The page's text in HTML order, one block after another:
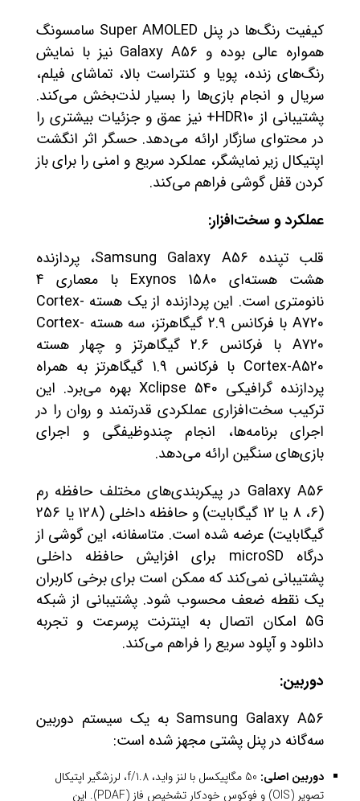
کیفیت رنگ‌ها در پنل Super AMOLED سامسونگ
همواره عالی بوده و Galaxy A56 نیز با نمایش
رنگ‌های زنده، پویا و کنتراست بالا، تماشای فیلم،
سریال و انجام بازی‌ها را بسیار لذت‌بخش می‌کند.
پشتیبانی از HDR10+ نیز عمق و جزئیات بیشتری را
در محتوای سازگار ارائه می‌دهد. حسگر اثر انگشت
اپتیکال زیر نمایشگر، عملکرد سریع و امنی را برای باز
کردن قفل گوشی فراهم می‌کند.
عملکرد و سخت‌افزار:
قلب تپنده Samsung Galaxy A56، پردازنده
هشت هسته‌ای Exynos 1580 با معماری 4
نانومتری است. این پردازنده از یک هسته Cortex-
A720 با فرکانس 2.9 گیگاهرتز، سه هسته Cortex-
A720 با فرکانس 2.6 گیگاهرتز و چهار هسته
Cortex-A520 با فرکانس 1.9 گیگاهرتز به همراه
پردازنده گرافیکی Xclipse 540 بهره می‌برد. این
ترکیب سخت‌افزاری عملکردی قدرتمند و روان را در
اجرای برنامه‌ها، انجام چندوظیفگی و اجرای
بازی‌های سنگین ارائه می‌دهد.
Galaxy A56 در پیکربندی‌های مختلف حافظه رم
(6، 8 یا 12 گیگابایت) و حافظه داخلی (128 یا 256
گیگابایت) عرضه شده است. متاسفانه، این گوشی از
درگاه microSD برای افزایش حافظه داخلی
پشتیبانی نمی‌کند که ممکن است برای برخی کاربران
یک نقطه ضعف محسوب شود. پشتیبانی از شبکه
5G امکان اتصال به اینترنت پرسرعت و تجربه
دانلود و آپلود سریع را فراهم می‌کند.
دوربین:
Samsung Galaxy A56 به یک سیستم دوربین
سه‌گانه در پنل پشتی مجهز شده است:
دوربین اصلی:
50 مگاپیکسل با لنز واید، f/1.8، لرزشگیر اپتیکال
تصویر (OIS) و فوکوس خودکار تشخیص فاز (PDAF). این